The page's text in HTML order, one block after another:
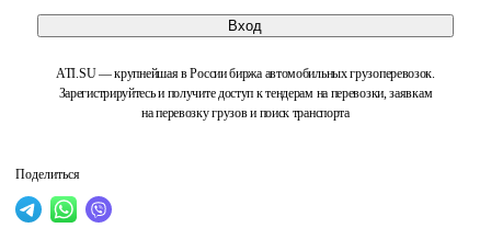
Вход
ATI.SU — крупнейшая в России биржа автомобильных грузоперевозок.
Зарегистрируйтесь и получите доступ к тендерам на перевозки, заявкам
на перевозку грузов и поиск транспорта
Поделиться